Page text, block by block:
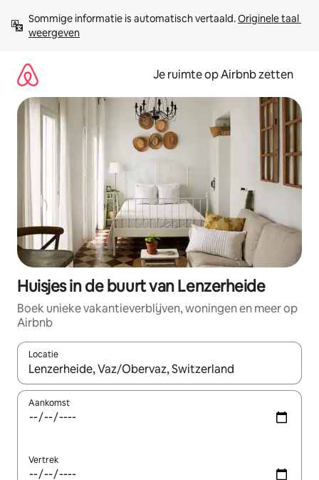
direct
naar
Sommige informatie is automatisch vertaald. Originele taal
weergeven
Je ruimte op Airbnb zetten
Huisjes in de buurt van Lenzerheide
Boek unieke vakantieverblijven, woningen en meer op
Airbnb
Locatie
Wanneer er suggesties beschikbaar zijn, maak je een keuze
Aankomst
Vertrek